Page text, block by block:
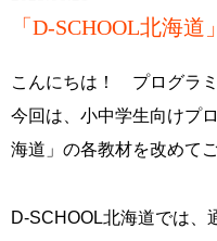
「D-SCHOOL北海
こんにちは！ プログラミ
今回は、小中学生向けプ
海道」の各教材を改めて
D-SCHOOL北海道では、